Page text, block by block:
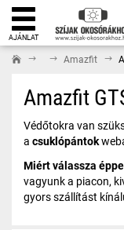
AJÁNLAT
Amazfit
Amazfit
Védőtokra van
a csuklópántok
Miért válassza
vagyunk a piacon,
gyors szállítást